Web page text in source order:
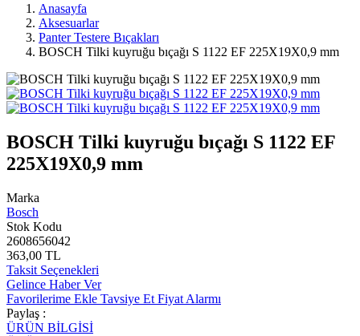
Anasayfa
Aksesuarlar
Panter Testere Bıçakları
BOSCH Tilki kuyruğu bıçağı S 1122 EF 225X19X0,9 mm
BOSCH Tilki kuyruğu bıçağı S 1122 EF
225X19X0,9 mm
Marka
Bosch
Stok Kodu
2608656042
363,00 TL
Taksit Seçenekleri
Gelince Haber Ver
Favorilerime Ekle Tavsiye Et Fiyat Alarmı
Paylaş :
ÜRÜN BİLGİSİ